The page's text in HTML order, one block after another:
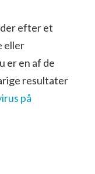
efter et
eller
er en af de
resultater
på